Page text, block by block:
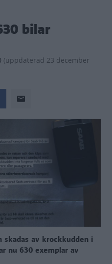
bilar
(uppdaterad 23 december
skadas av krockkudden i
nu 630 exemplar av